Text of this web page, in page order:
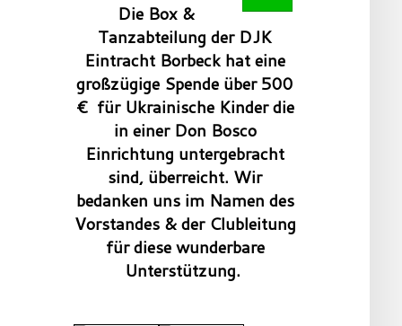
Die Box &
Tanzabteilung der DJK
Eintracht Borbeck hat eine
großzügige Spende über 500
€ für Ukrainische Kinder die
in einer Don Bosco
Einrichtung untergebracht
sind, überreicht. Wir
bedanken uns im Namen des
Vorstandes & der Clubleitung
für diese wunderbare
Unterstützung.